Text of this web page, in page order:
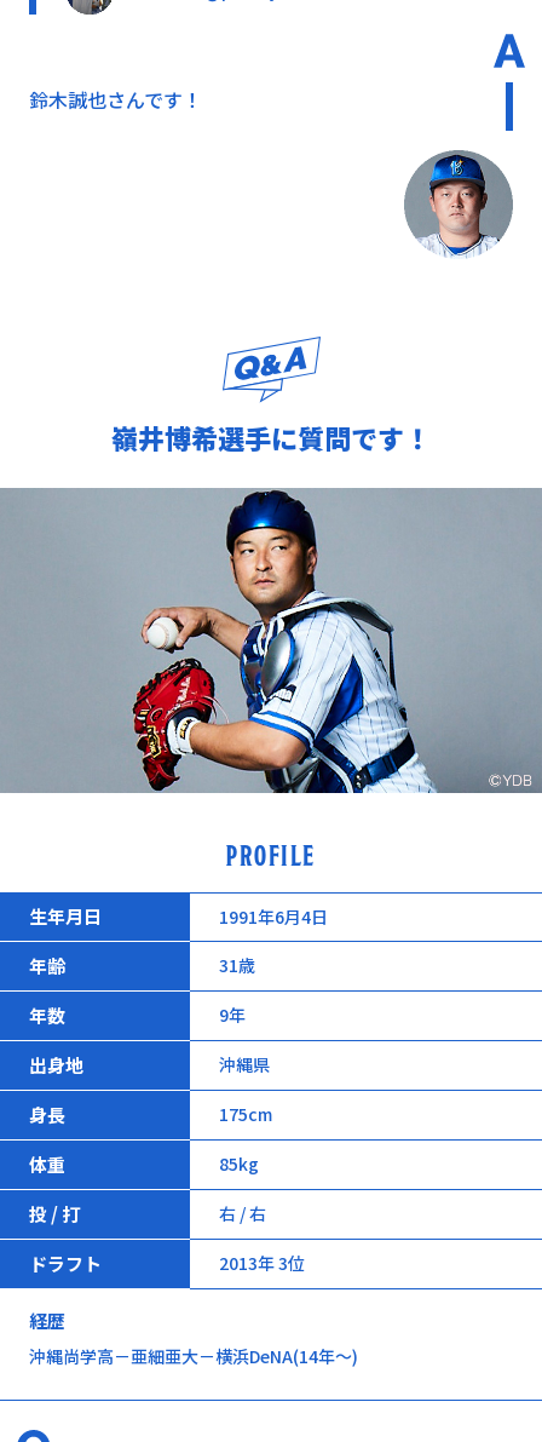
鈴木誠也さんです！
嶺井博希選手に質問です！
PROFILE
生年月日 1991年6月4日
年齢 31歳
年数 9年
出身地 沖縄県
身長 175cm
体重 85kg
投 / 打 右 / 右
ドラフト 2013年 3位
経歴
沖縄尚学高－亜細亜大－横浜DeNA(14年～)